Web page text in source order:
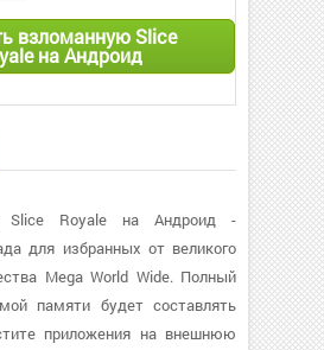
взломанную Slice
на Андроид
Slice Royale на Андроид -
для избранных от великого
Mega World Wide. Полный
памяти будет составлять
приложения на внешнюю